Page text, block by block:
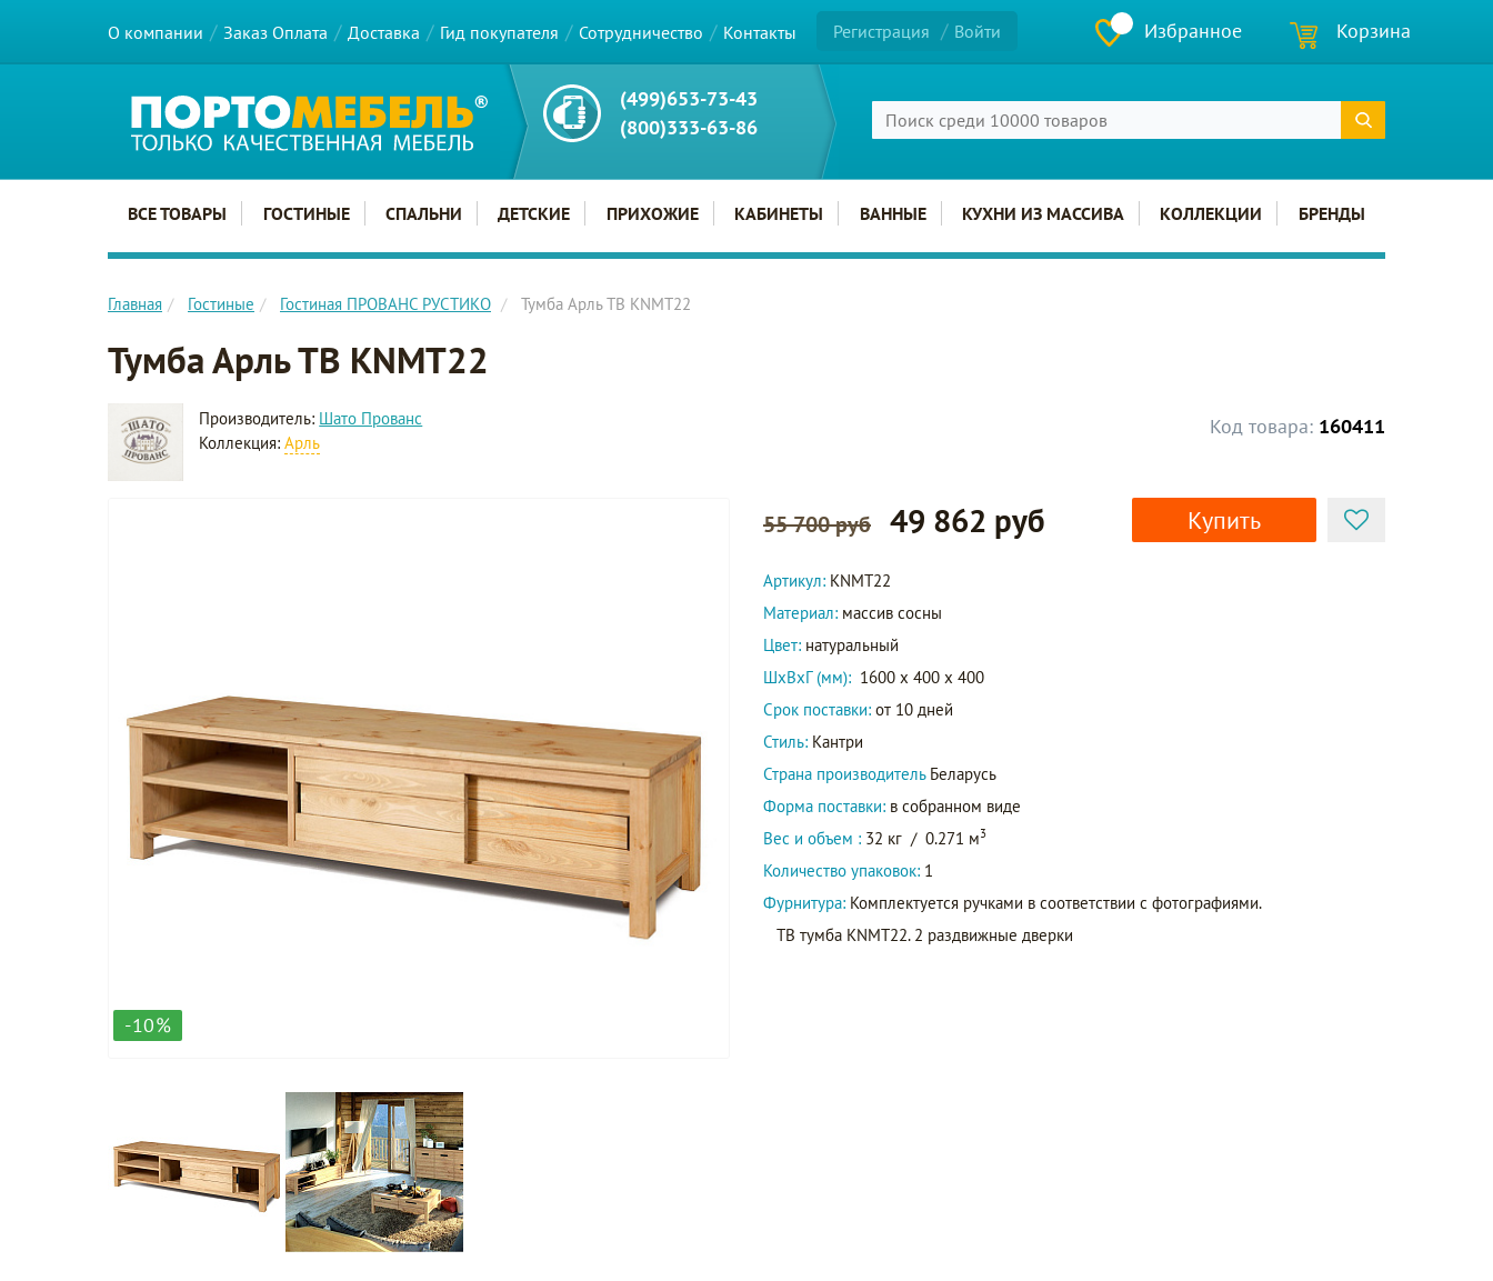
О компании Заказ Оплата Доставка Гид покупателя Сотрудничество Контакты Регистрация Войти Избранное Корзина
(499)653-73-43
(800)333-63-86
Главное меню сайта
ВСЕ ТОВАРЫ ГОСТИНЫЕ СПАЛЬНИ ДЕТСКИЕ ПРИХОЖИЕ КАБИНЕТЫ ВАННЫЕ КУХНИ ИЗ МАССИВА КОЛЛЕКЦИИ БРЕНДЫ
Главная Гостиные Гостиная ПРОВАНС РУСТИКО Тумба Арль ТВ KNMT22
Тумба Арль ТВ KNMT22
Код товара: 160411
Производитель: Шато Прованс
Коллекция:Арль
-10%
55 700 руб 49 862 руб Купить
Артикул: KNMT22
Материал: массив сосны
Цвет: натуральный
ШxВxГ (мм): 1600 x 400 x 400
Срок поставки: от 10 дней
Стиль: Кантри
Страна производитель Беларусь
Форма поставки: в собранном виде
Вес и объем : 32 кг / 0.271 м3
Количество упаковок: 1
Фурнитура: Комплектуется ручками в соответствии с фотографиями.
ТВ тумба KNMT22. 2 раздвижные дверки